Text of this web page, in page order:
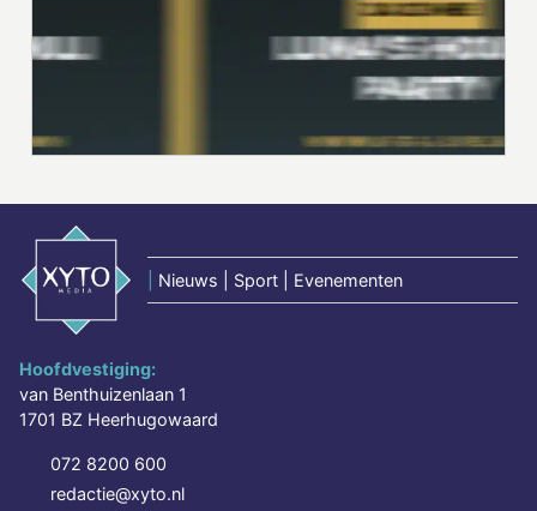
Nieuws | Sport | Evenementen
Hoofdvestiging:
van Benthuizenlaan 1
1701 BZ Heerhugowaard
072 8200 600
redactie@xyto.nl